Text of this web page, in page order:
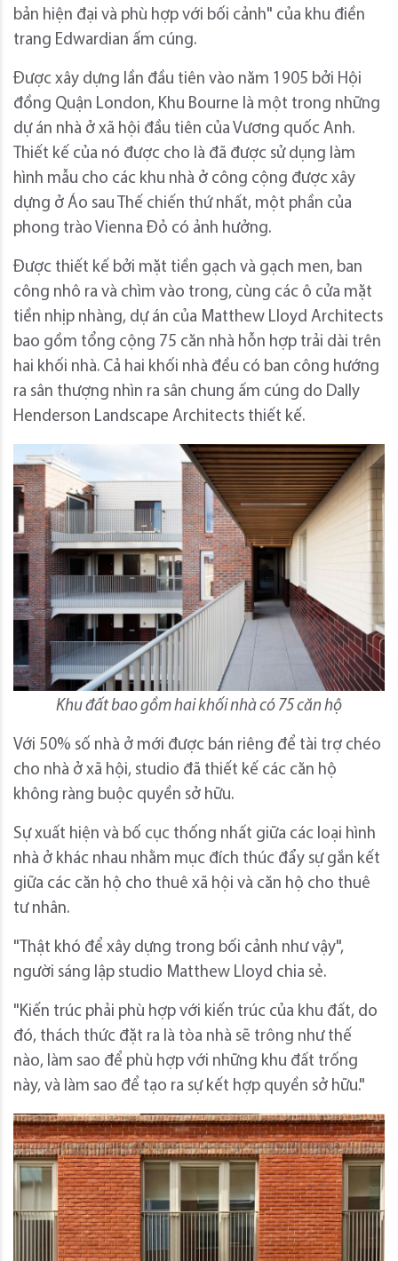
bản hiện đại và phù hợp với bối cảnh" của khu điền
trang Edwardian ấm cúng.
Được xây dựng lần đầu tiên vào năm 1905 bởi Hội
đồng Quận London, Khu Bourne là một trong những
dự án nhà ở xã hội đầu tiên của Vương quốc Anh.
Thiết kế của nó được cho là đã được sử dụng làm
hình mẫu cho các khu nhà ở công cộng được xây
dựng ở Áo sau Thế chiến thứ nhất, một phần của
phong trào Vienna Đỏ có ảnh hưởng.
Được thiết kế bởi mặt tiền gạch và gạch men, ban
công nhô ra và chìm vào trong, cùng các ô cửa mặt
tiền nhịp nhàng, dự án của Matthew Lloyd Architects
bao gồm tổng cộng 75 căn nhà hỗn hợp trải dài trên
hai khối nhà. Cả hai khối nhà đều có ban công hướng
ra sân thượng nhìn ra sân chung ấm cúng do Dally
Henderson Landscape Architects thiết kế.
Khu đất bao gồm hai khối nhà có 75 căn hộ
Với 50% số nhà ở mới được bán riêng để tài trợ chéo
cho nhà ở xã hội, studio đã thiết kế các căn hộ
không ràng buộc quyền sở hữu.
Sự xuất hiện và bố cục thống nhất giữa các loại hình
nhà ở khác nhau nhằm mục đích thúc đẩy sự gắn kết
giữa các căn hộ cho thuê xã hội và căn hộ cho thuê
tư nhân.
"Thật khó để xây dựng trong bối cảnh như vậy",
người sáng lập studio Matthew Lloyd chia sẻ.
"Kiến trúc phải phù hợp với kiến ​​trúc của khu đất, do
đó, thách thức đặt ra là tòa nhà sẽ trông như thế
nào, làm sao để phù hợp với những khu đất trống
này, và làm sao để tạo ra sự kết hợp quyền sở hữu."